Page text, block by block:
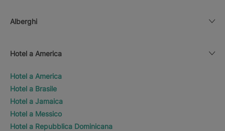
Alberghi
Hotel a America
Hotel a America
Hotel a Brasile
Hotel a Jamaica
Hotel a Messico
Hotel a Repubblica Dominicana